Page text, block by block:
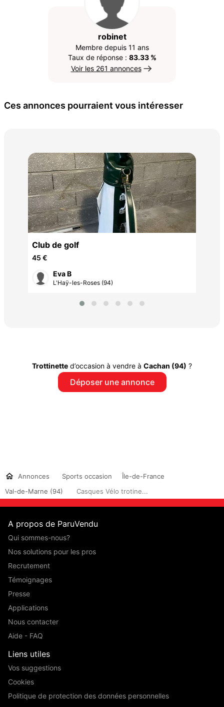
robinet
Membre depuis 11 ans
Taux de réponse : 83.33 %
Voir les 261 annonces
Ces annonces pourraient vous intéresser
Club de golf
45 €
Eva B
L'Haÿ-les-Roses (94)
Trottinette d’occasion à vendre à Cachan (94) ?
Déposer une annonce
Annonces Sports occasion
Île-de-France
Val-de-Marne (94)
Casques Vélo trotine...
A propos de ParuVendu
Qui sommes-nous?
Nos solutions pour les pros
Recrutement
Témoignages
Presse
Applications
Nous contacter
Aide - FAQ
Liens utiles
Vos suggestions
Cookies
Politique de protection des données personnelles